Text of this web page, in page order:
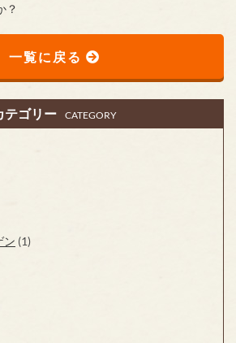
？
一覧に戻る
テゴリー CATEGORY
ン (1)